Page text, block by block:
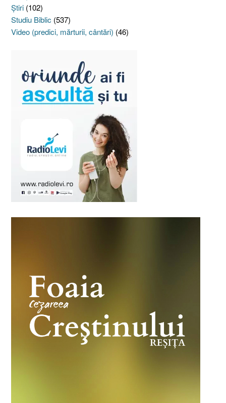
Ştiri (102)
Studiu Biblic (537)
Video (predici, mărturii, cântări) (46)